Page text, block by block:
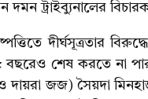
দমন ট্রাইব্যুনালের
দীর্ঘসূত্রতার
শেষ করতে না
ও দায়রা জজ) সৈয়দা